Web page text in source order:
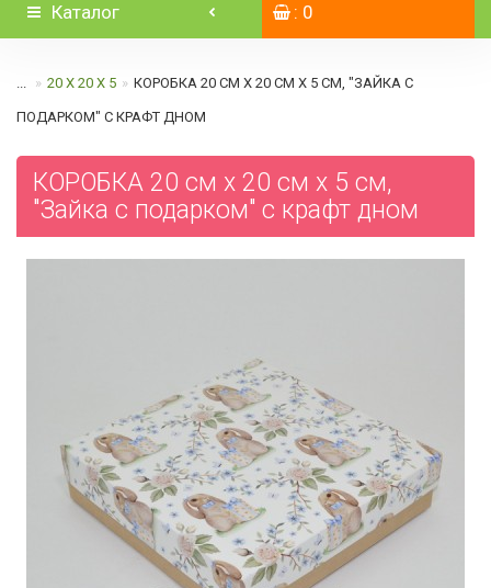
Каталог : 0
... 20 Х 20 Х 5 КОРОБКА 20 СМ Х 20 СМ Х 5 СМ, "ЗАЙКА С
ПОДАРКОМ" C КРАФТ ДНОМ
КОРОБКА 20 см х 20 см х 5 см,
"Зайка с подарком" c крафт дном